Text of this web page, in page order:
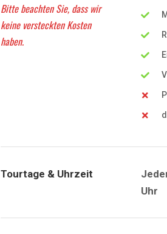
Bitte beachten Sie, dass wir
keine versteckten Kosten
haben.
Tourtage & Uhrzeit
Uhr